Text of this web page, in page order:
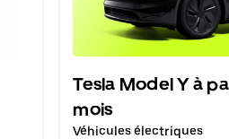
Tesla Model Y à
mois
Véhicules électriques